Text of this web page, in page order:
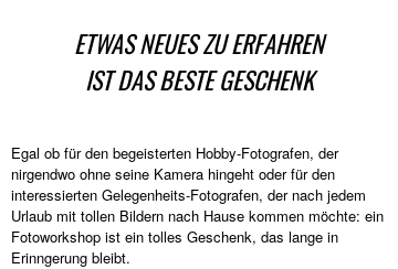
ETWAS NEUES ZU ERFAHREN
IST DAS BESTE GESCHENK
Egal ob für den begeisterten Hobby-Fotografen, der
nirgendwo ohne seine Kamera hingeht oder für den
interessierten Gelegenheits-Fotografen, der nach jedem
Urlaub mit tollen Bildern nach Hause kommen möchte: ein
Fotoworkshop ist ein tolles Geschenk, das lange in
Erinngerung bleibt.